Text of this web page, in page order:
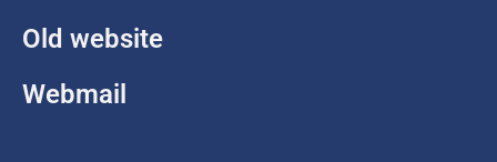
Old website
Webmail